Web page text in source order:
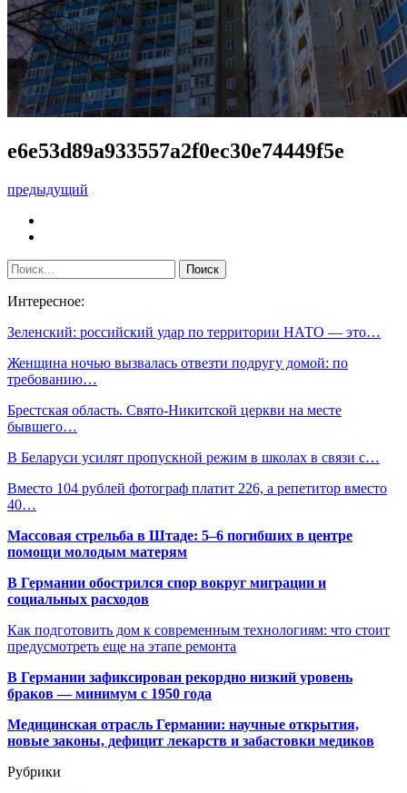
e6e53d89a933557a2f0ec30e74449f5e
предыдущий
Интересное:
Зеленский: российский удар по территории НАТО — это…
Женщина ночью вызвалась отвезти подругу домой: по
требованию…
Брестская область. Свято-Никитской церкви на месте
бывшего…
В Беларуси усилят пропускной режим в школах в связи с…
Вместо 104 рублей фотограф платит 226, а репетитор вместо
40…
Массовая стрельба в Штаде: 5–6 погибших в центре
помощи молодым матерям
В Германии обострился спор вокруг миграции и
социальных расходов
Как подготовить дом к современным технологиям: что стоит
предусмотреть еще на этапе ремонта
В Германии зафиксирован рекордно низкий уровень
браков — минимум с 1950 года
Медицинская отрасль Германии: научные открытия,
новые законы, дефицит лекарств и забастовки медиков
Рубрики